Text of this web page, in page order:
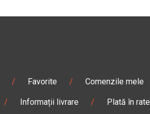
/ Favorite / Comenzile mele
/ Informații livrare / Plată în rate